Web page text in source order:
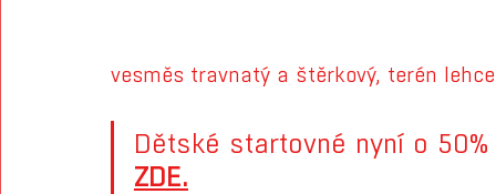
vesměs travnatý a štěrkový, terén
Dětské startovné nyní o
ZDE.